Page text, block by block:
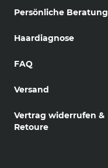
Persönliche Beratung
Haardiagnose
FAQ
Versand
Vertrag widerrufen &
Retoure